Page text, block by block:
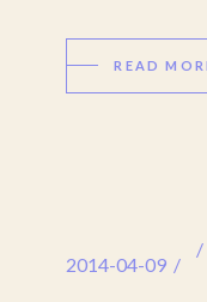
READ
2014-04-09